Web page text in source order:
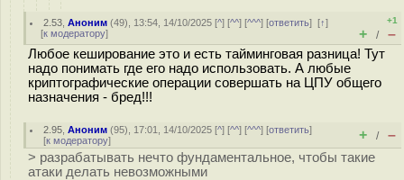
2.53 ,Аноним (49), 13:54, 14/10/2025 [^] [^^] [^^^] [ответить][↑]
[к модератору]
+1
+ / –
Любое кеширование это и есть тайминговая разница! Тут
надо понимать где его надо использовать. А любые
криптографические операции совершать на ЦПУ общего
назначения - бред!!!
2.95 ,Аноним (95), 17:01, 14/10/2025 [^] [^^] [^^^] [ответить]
[к модератору] + / –
> разрабатывать нечто фундаментальное, чтобы такие
атаки делать невозможными